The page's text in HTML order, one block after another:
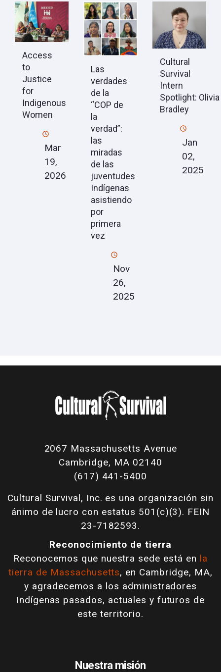
Access
to
Justice
for
Indigenous
Women
Mar
19,
2026
Las
verdades
de la
“COP de
la
verdad”:
las
miradas
de las
juventudes
Indígenas
asistiendo
por
primera
vez
Nov
26,
2025
Cultural
Survival
Intern
Spotlight: Olivia
Bradley
Jan
02,
2025
2067 Massachusetts Avenue
Cambridge, MA 02140
(617) 441-5400
Cultural Survival, Inc. es una organización sin
ánimo de lucro con estatus 501(c)(3). FEIN
23-7182593.
Reconocimiento de tierra
Reconocemos que nuestra sede está en la
tierra de Massachusetts, en Cambridge, MA,
y agradecemos a los administradores
Indígenas pasados, actuales y futuros de
este territorio.
Nuestra misión